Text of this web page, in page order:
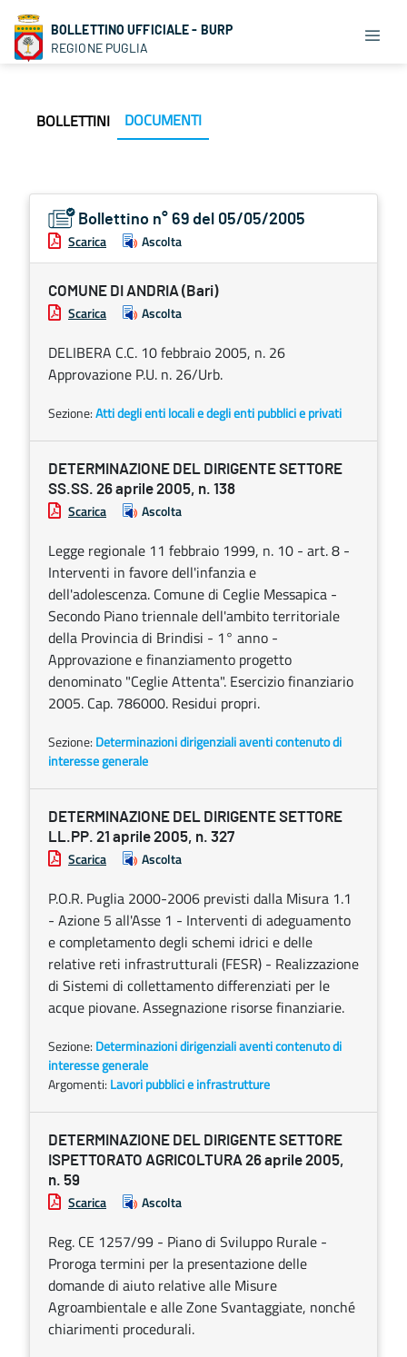
BOLLETTINO UFFICIALE - BURP
REGIONE PUGLIA
BOLLETTINI DOCUMENTI
Bollettino n° 69 del 05/05/2005
Scarica Ascolta
COMUNE DI ANDRIA (Bari)
Scarica Ascolta
DELIBERA C.C. 10 febbraio 2005, n. 26
Approvazione P.U. n. 26/Urb.
Sezione:Atti degli enti locali e degli enti pubblici e privati
DETERMINAZIONE DEL DIRIGENTE SETTORE
SS.SS. 26 aprile 2005, n. 138
Scarica Ascolta
Legge regionale 11 febbraio 1999, n. 10 - art. 8 -
Interventi in favore dell'infanzia e
dell'adolescenza. Comune di Ceglie Messapica -
Secondo Piano triennale dell'ambito territoriale
della Provincia di Brindisi - 1° anno -
Approvazione e finanziamento progetto
denominato "Ceglie Attenta". Esercizio finanziario
2005. Cap. 786000. Residui propri.
Sezione: Determinazioni dirigenziali aventi contenuto di
interesse generale
DETERMINAZIONE DEL DIRIGENTE SETTORE
LL.PP. 21 aprile 2005, n. 327
Scarica Ascolta
P.O.R. Puglia 2000-2006 previsti dalla Misura 1.1
- Azione 5 all'Asse 1 - Interventi di adeguamento
e completamento degli schemi idrici e delle
relative reti infrastrutturali (FESR) - Realizzazione
di Sistemi di collettamento differenziati per le
acque piovane. Assegnazione risorse finanziarie.
Sezione: Determinazioni dirigenziali aventi contenuto di
interesse generale
Argomenti: Lavori pubblici e infrastrutture
DETERMINAZIONE DEL DIRIGENTE SETTORE
ISPETTORATO AGRICOLTURA 26 aprile 2005,
n. 59
Scarica Ascolta
Reg. CE 1257/99 - Piano di Sviluppo Rurale -
Proroga termini per la presentazione delle
domande di aiuto relative alle Misure
Agroambientale e alle Zone Svantaggiate, nonché
chiarimenti procedurali.